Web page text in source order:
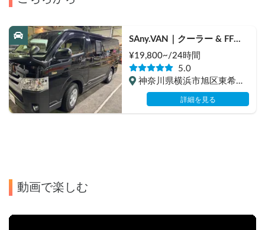
SAny.VAN｜クーラー & FFヒ
ーター搭載モデル
¥19,800~/24時間
5.0
神奈川県横浜市旭区東希望
が丘, 相鉄線　二俣川駅・
希望ヶ丘駅
詳細を見る
動画で楽しむ